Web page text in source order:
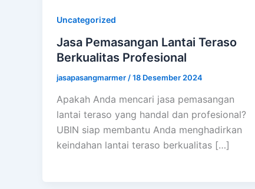
Uncategorized
Jasa Pemasangan Lantai Teraso
Berkualitas Profesional
jasapasangmarmer /18 Desember 2024
Apakah Anda mencari jasa pemasangan
lantai teraso yang handal dan profesional?
UBIN siap membantu Anda menghadirkan
keindahan lantai teraso berkualitas […]